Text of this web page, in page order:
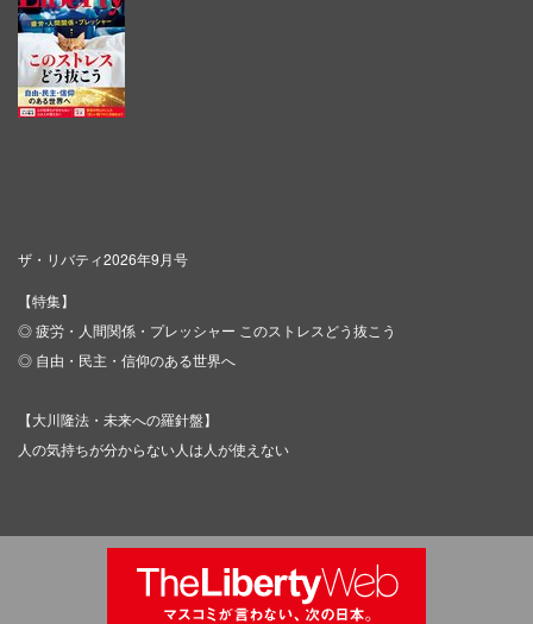
ザ・リバティ2026年9月号
【特集】
◎ 疲労・人間関係・プレッシャー このストレスどう抜こう
◎ 自由・民主・信仰のある世界へ
【大川隆法・未来への羅針盤】
人の気持ちが分からない人は人が使えない